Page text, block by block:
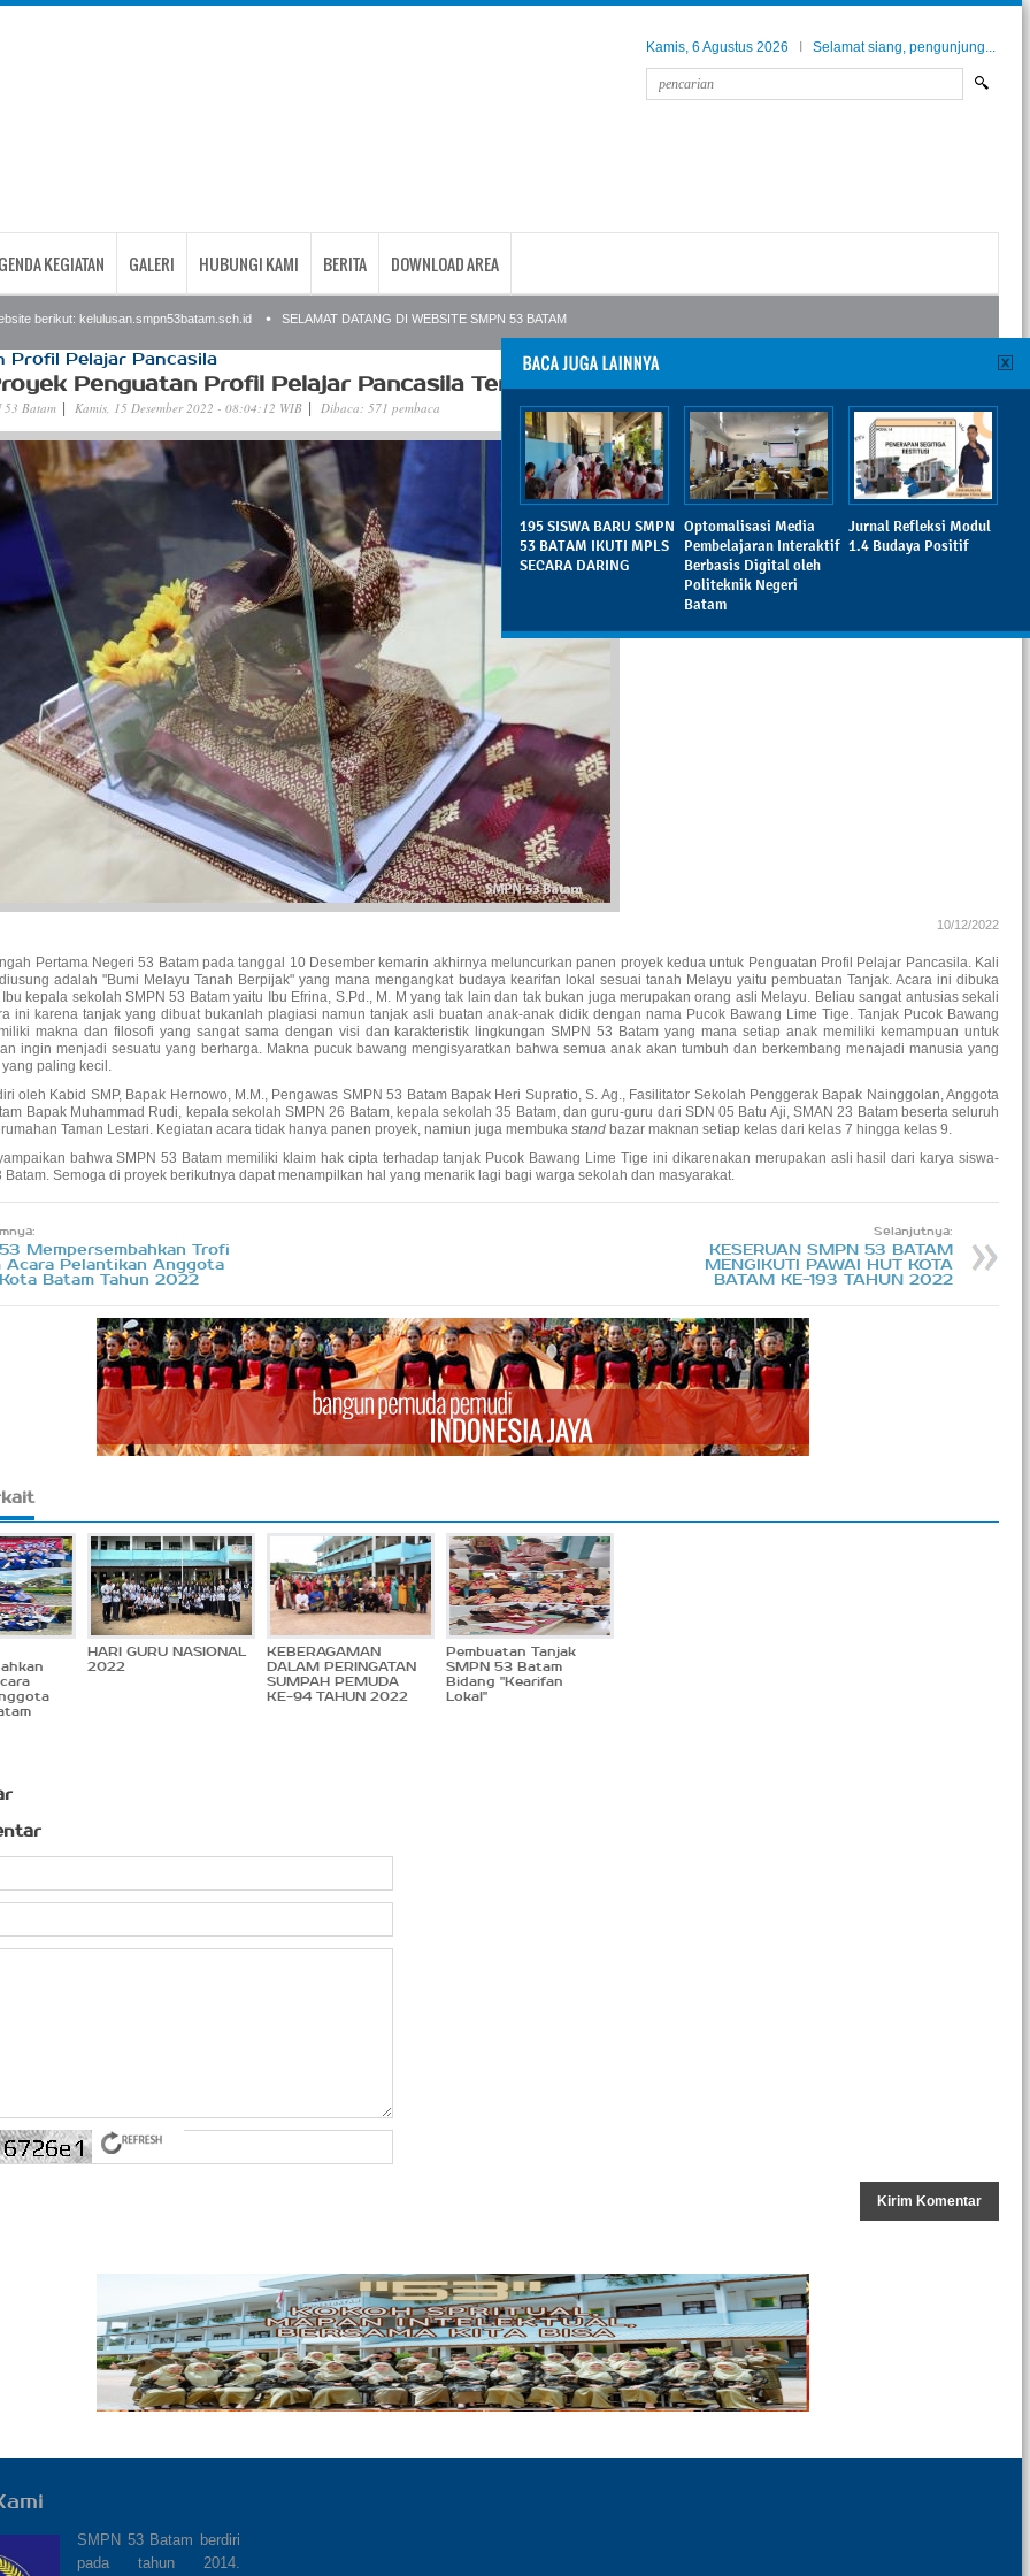
Kamis, 6 Agustus 2026 Selamat siang, pengunjung...
KEGIATAN GALERI HUBUNGI KAMI BERITA DOWNLOAD AREA
berikut: kelulusan.smpn53batam.sch.id SELAMAT DATANG DI WEBSITE SMPN 53 BATAM
195 SISWA BARU SMPN
53 BATAM IKUTI MPLS
SECARA DARING
Optomalisasi Media
Pembelajaran Interaktif
Berbasis Digital oleh
Politeknik Negeri
Batam
Jurnal Refleksi Modul
1.4 Budaya Positif
Profil Pelajar Pancasila
Penguatan Profil Pelajar Pancasila Tema 2, "Bumi Melayu Tanah Berpijak"
53 Batam Kamis, 15 Desember 2022 - 08:04:12 WIB Dibaca: 571 pembaca
10/12/2022
Pertama Negeri 53 Batam pada tanggal 10 Desember kemarin akhirnya meluncurkan panen proyek kedua untuk Penguatan Profil Pelajar Pancasila. Kali
adalah "Bumi Melayu Tanah Berpijak" yang mana mengangkat budaya kearifan lokal sesuai tanah Melayu yaitu pembuatan Tanjak. Acara ini dibuka
kepala sekolah SMPN 53 Batam yaitu Ibu Efrina, S.Pd., M. M yang tak lain dan tak bukan juga merupakan orang asli Melayu. Beliau sangat antusias sekali
ini karena tanjak yang dibuat bukanlah plagiasi namun tanjak asli buatan anak-anak didik dengan nama Pucok Bawang Lime Tige. Tanjak Pucok Bawang
makna dan filosofi yang sangat sama dengan visi dan karakteristik lingkungan SMPN 53 Batam yang mana setiap anak memiliki kemampuan untuk
ingin menjadi sesuatu yang berharga. Makna pucuk bawang mengisyaratkan bahwa semua anak akan tumbuh dan berkembang menajadi manusia yang
paling kecil.
oleh Kabid SMP, Bapak Hernowo, M.M., Pengawas SMPN 53 Batam Bapak Heri Supratio, S. Ag., Fasilitator Sekolah Penggerak Bapak Nainggolan, Anggota
Bapak Muhammad Rudi, kepala sekolah SMPN 26 Batam, kepala sekolah 35 Batam, dan guru-guru dari SDN 05 Batu Aji, SMAN 23 Batam beserta seluruh
Taman Lestari. Kegiatan acara tidak hanya panen proyek, namiun juga membukastandbazar maknan setiap kelas dari kelas 7 hingga kelas 9.
bahwa SMPN 53 Batam memiliki klaim hak cipta terhadap tanjak Pucok Bawang Lime Tige ini dikarenakan merupakan asli hasil dari karya siswa-
Batam. Semoga di proyek berikutnya dapat menampilkan hal yang menarik lagi bagi warga sekolah dan masyarakat.
Mempersembahkan Trofi
Acara Pelantikan Anggota
Batam Tahun 2022
Selanjutnya:
KESERUAN SMPN 53 BATAM
MENGIKUTI PAWAI HUT KOTA
BATAM KE-193 TAHUN 2022
HARI GURU NASIONAL
2022
KEBERAGAMAN
DALAM PERINGATAN
SUMPAH PEMUDA
KE-94 TAHUN 2022
Pembuatan Tanjak
SMPN 53 Batam
Bidang "Kearifan
Lokal"
SMPN 53 Batam berdiri
pada tahun 2014.